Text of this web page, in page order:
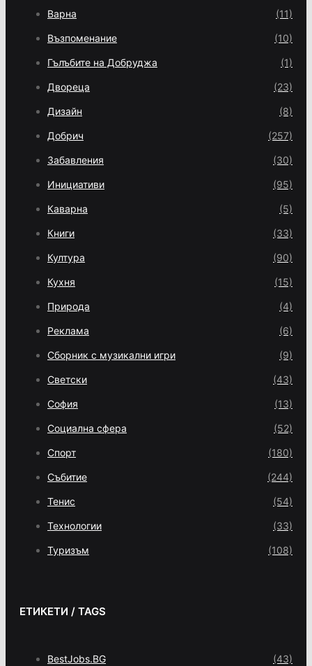
Варна (11)
Възпоменание (10)
Гълъбите на Добруджа (1)
Двореца (23)
Дизайн (8)
Добрич (257)
Забавления (30)
Инициативи (95)
Каварна (5)
Книги (33)
Култура (90)
Кухня (15)
Природа (4)
Реклама (6)
Сборник с музикални игри (9)
Светски (43)
София (13)
Социална сфера (52)
Спорт (180)
Събитие (244)
Тенис (54)
Технологии (33)
Туризъм (108)
ЕТИКЕТИ / TAGS
BestJobs.BG (43)